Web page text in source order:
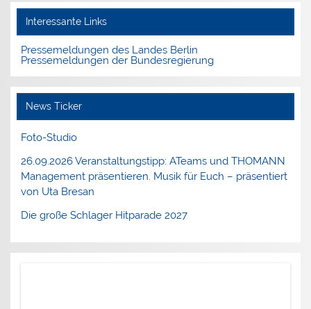
Interessante Links
Pressemeldungen des Landes Berlin
Pressemeldungen der Bundesregierung
News Ticker
Foto-Studio
26.09.2026 Veranstaltungstipp: ATeams und THOMANN
Management präsentieren. Musik für Euch – präsentiert
von Uta Bresan
Die große Schlager Hitparade 2027